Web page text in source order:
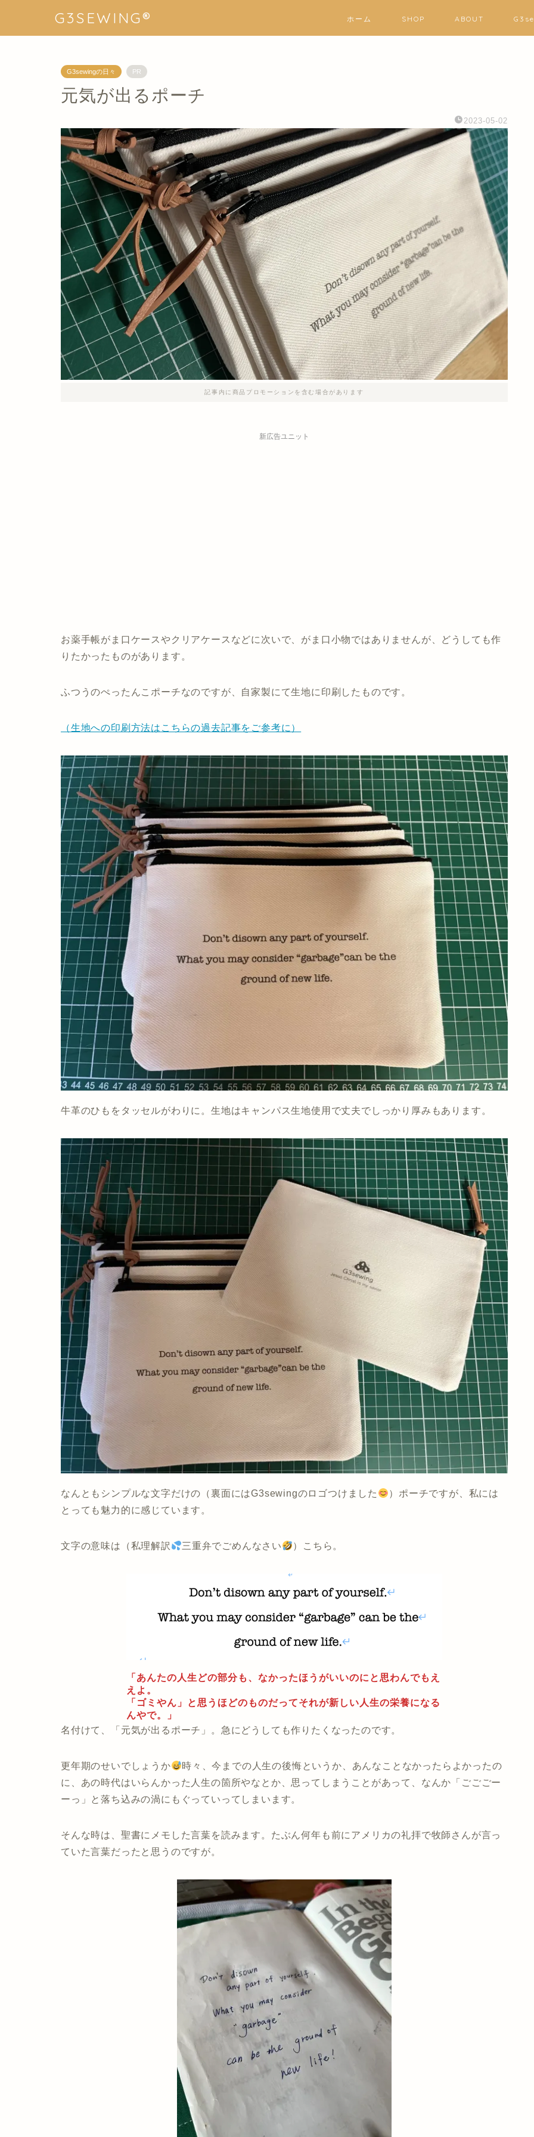
G3SEWING®︎ ホーム SHOP ABOUT
G3sewingの日々 PR
元気が出るポーチ
2023-05-02
記事内に商品プロモーションを含む場合があります
新広告ユニット
お薬手帳がま口ケースやクリアケースなどに次いで、がま口小物ではありませんが、どうしても作
りたかったものがあります。
ふつうのぺったんこポーチなのですが、自家製にて生地に印刷したものです。
（生地への印刷方法はこちらの過去記事をご参考に）
牛革のひもをタッセルがわりに。生地はキャンパス生地使用で丈夫でしっかり厚みもあります。
なんともシンプルな文字だけの（裏面にはG3sewingのロゴつけました
）ポーチですが、私には
とっても魅力的に感じています。
文字の意味は（私理解訳 三重弁でごめんなさい ）こちら。
「あんたの人生どの部分も、なかったほうがいいのにと思わんでもえ
えよ。
「ゴミやん」と思うほどのものだってそれが新しい人生の栄養になる
んやで。」
名付けて、「元気が出るポーチ」。急にどうしても作りたくなったのです。
更年期のせいでしょうか
時々、今までの人生の後悔というか、あんなことなかったらよかったの
に、あの時代はいらんかった人生の箇所やなとか、思ってしまうことがあって、なんか「ごごごー
ーっ」と落ち込みの渦にもぐっていってしまいます。
そんな時は、聖書にメモした言葉を読みます。たぶん何年も前にアメリカの礼拝で牧師さんが言っ
ていた言葉だったと思うのですが。